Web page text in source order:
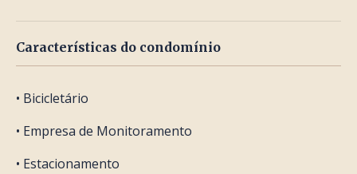
Características do condomínio
• Bicicletário
• Empresa de Monitoramento
• Estacionamento